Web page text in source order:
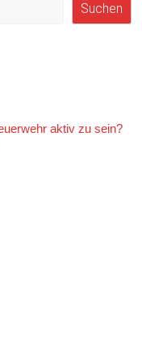
Suchen
aktiv zu sein?